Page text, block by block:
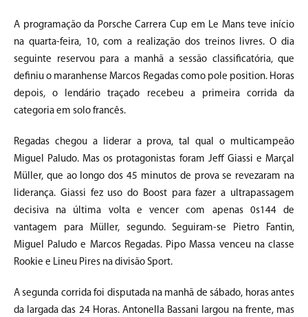
A programação da Porsche Carrera Cup em Le Mans teve início
na quarta-feira, 10, com a realização dos treinos livres. O dia
seguinte reservou para a manhã a sessão classificatória, que
definiu o maranhense Marcos Regadas como pole position. Horas
depois, o lendário traçado recebeu a primeira corrida da
categoria em solo francês.
Regadas chegou a liderar a prova, tal qual o multicampeão
Miguel Paludo. Mas os protagonistas foram Jeff Giassi e Marçal
Müller, que ao longo dos 45 minutos de prova se revezaram na
liderança. Giassi fez uso do Boost para fazer a ultrapassagem
decisiva na última volta e vencer com apenas 0s144 de
vantagem para Müller, segundo. Seguiram-se Pietro Fantin,
Miguel Paludo e Marcos Regadas. Pipo Massa venceu na classe
Rookie e Lineu Pires na divisão Sport.
A segunda corrida foi disputada na manhã de sábado, horas antes
da largada das 24 Horas. Antonella Bassani largou na frente, mas